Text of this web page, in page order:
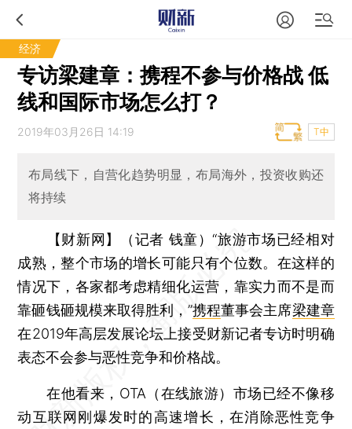
经济
专访梁建章：携程不参与价格战 低
线和国际市场怎么打？
2019年03月26日 14:19 T中
布局线下，自营化趋势明显，布局海外，投资收购还
将持续
【财新网】（记者 钱童）“旅游市场已经相对
成熟，整个市场的增长可能只有个位数。在这样的
情况下，各家都考虑精细化运营，靠实力而不是而
靠砸钱砸规模来取得胜利，”携程董事会主席梁建章
在2019年高层发展论坛上接受财新记者专访时明确
表态不会参与恶性竞争和价格战。
在他看来，OTA（在线旅游）市场已经不像移
动互联网刚爆发时的高速增长，在消除恶性竞争